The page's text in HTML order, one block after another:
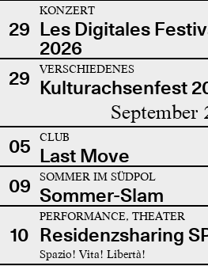
29
KONZERT
Les Digitales
2026
29 VERSCHIEDENES
Kulturachsenfest
September
05 CLUB
Last Move
09
SOMMER IM SÜDPOL
Sommer-Slam
10
PERFORMANCE, THEATER
Residenzsharing
Spazio! Vita! Libertà!